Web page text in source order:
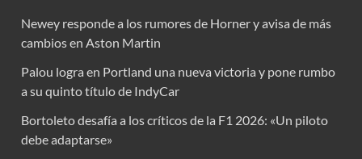
Newey responde a los rumores de Horner y avisa de más
cambios en Aston Martin
Palou logra en Portland una nueva victoria y pone rumbo
a su quinto título de IndyCar
Bortoleto desafía a los críticos de la F1 2026: «Un piloto
debe adaptarse»